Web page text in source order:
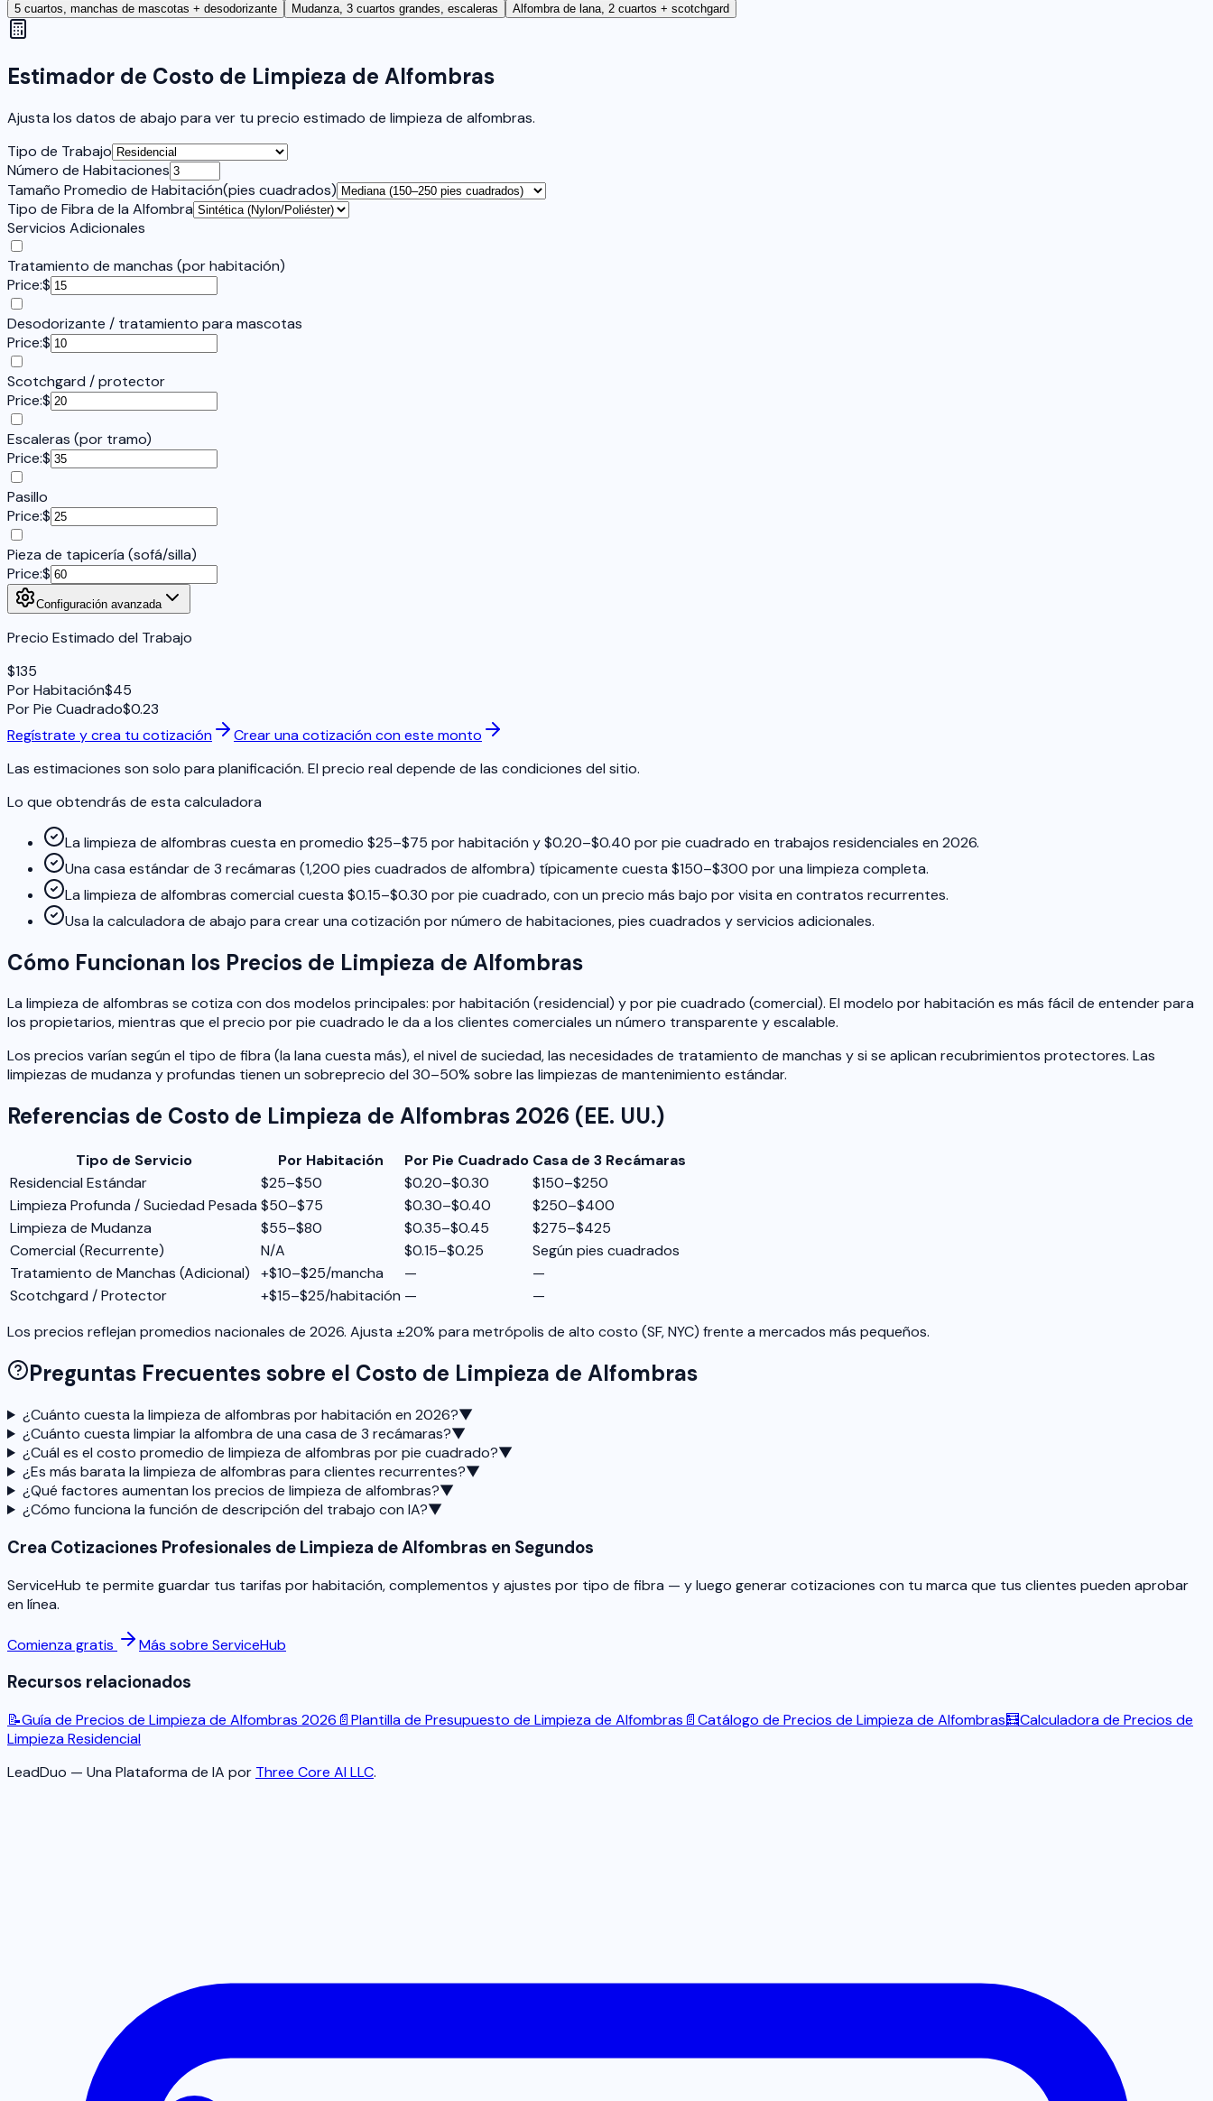
5 cuartos, manchas de mascotas + desodorizante Mudanza, 3 cuartos grandes, escaleras Alfombra de lana, 2 cuartos + scotchgard
Estimador de Costo de Limpieza de Alfombras
Ajusta los datos de abajo para ver tu precio estimado de limpieza de alfombras.
Tipo de Trabajo
Número de Habitaciones
Tamaño Promedio de Habitación(pies cuadrados)
Tipo de Fibra de la Alfombra
Servicios Adicionales
Tratamiento de manchas (por habitación)
Price:$
Desodorizante / tratamiento para mascotas
Price:$
Scotchgard / protector
Price:$
Escaleras (por tramo)
Price:$
Pasillo
Price:$
Pieza de tapicería (sofá/silla)
Price:$
Configuración avanzada
Precio Estimado del Trabajo
$135
Por Habitación$45
Por Pie Cuadrado$0.23
Regístrate y crea tu cotización
Crear una cotización con este monto
Las estimaciones son solo para planificación. El precio real depende de las condiciones del sitio.
Lo que obtendrás de esta calculadora
La limpieza de alfombras cuesta en promedio $25–$75 por habitación y $0.20–$0.40 por pie cuadrado en trabajos residenciales en 2026.
Una casa estándar de 3 recámaras (1,200 pies cuadrados de alfombra) típicamente cuesta $150–$300 por una limpieza completa.
La limpieza de alfombras comercial cuesta $0.15–$0.30 por pie cuadrado, con un precio más bajo por visita en contratos recurrentes.
Usa la calculadora de abajo para crear una cotización por número de habitaciones, pies cuadrados y servicios adicionales.
Cómo Funcionan los Precios de Limpieza de Alfombras
La limpieza de alfombras se cotiza con dos modelos principales: por habitación (residencial) y por pie cuadrado (comercial). El modelo por habitación es más fácil de entender para
los propietarios, mientras que el precio por pie cuadrado le da a los clientes comerciales un número transparente y escalable.
Los precios varían según el tipo de fibra (la lana cuesta más), el nivel de suciedad, las necesidades de tratamiento de manchas y si se aplican recubrimientos protectores. Las
limpiezas de mudanza y profundas tienen un sobreprecio del 30–50% sobre las limpiezas de mantenimiento estándar.
Referencias de Costo de Limpieza de Alfombras 2026 (EE. UU.)
Tipo de Servicio Por Habitación Por Pie Cuadrado Casa de 3 Recámaras
Residencial Estándar
$25–$50 $0.20–$0.30
$150–$250
Limpieza Profunda / Suciedad Pesada $50–$75 $0.30–$0.40
$250–$400
Limpieza de Mudanza
$55–$80 $0.35–$0.45
$275–$425
Comercial (Recurrente)
N/A $0.15–$0.25
Según pies cuadrados
Tratamiento de Manchas (Adicional)
+$10–$25/mancha —
—
Scotchgard / Protector
+$15–$25/habitación —
—
Los precios reflejan promedios nacionales de 2026. Ajusta ±20% para metrópolis de alto costo (SF, NYC) frente a mercados más pequeños.
Preguntas Frecuentes sobre el Costo de Limpieza de Alfombras
¿Cuánto cuesta la limpieza de alfombras por habitación en 2026?▼
¿Cuánto cuesta limpiar la alfombra de una casa de 3 recámaras?▼
¿Cuál es el costo promedio de limpieza de alfombras por pie cuadrado?▼
¿Es más barata la limpieza de alfombras para clientes recurrentes?▼
¿Qué factores aumentan los precios de limpieza de alfombras?▼
¿Cómo funciona la función de descripción del trabajo con IA?▼
Crea Cotizaciones Profesionales de Limpieza de Alfombras en Segundos
ServiceHub te permite guardar tus tarifas por habitación, complementos y ajustes por tipo de fibra — y luego generar cotizaciones con tu marca que tus clientes pueden aprobar
en línea.
Comienza gratis Más sobre ServiceHub
Recursos relacionados
📝Guía de Precios de Limpieza de Alfombras 2026 📄Plantilla de Presupuesto de Limpieza de Alfombras 📄Catálogo de Precios de Limpieza de Alfombras🧮Calculadora de Precios de
Limpieza Residencial
LeadDuo — Una Plataforma de IA por Three Core AI LLC.